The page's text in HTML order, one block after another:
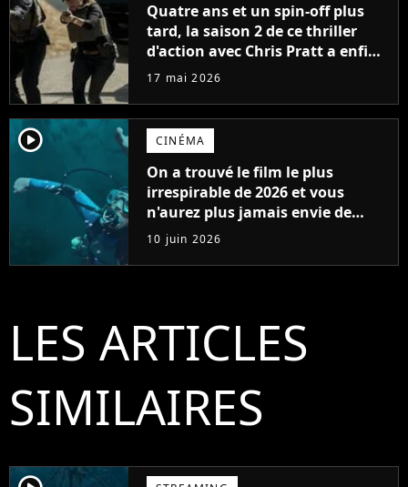
Quatre ans et un spin-off plus
tard, la saison 2 de ce thriller
d'action avec Chris Pratt a enfin
une date de sortie sur Prime
17 mai 2026
player2 CINÉMA
On a trouvé le film le plus
irrespirable de 2026 et vous
n'aurez plus jamais envie de
vous baigner
10 juin 2026
LES ARTICLES
SIMILAIRES